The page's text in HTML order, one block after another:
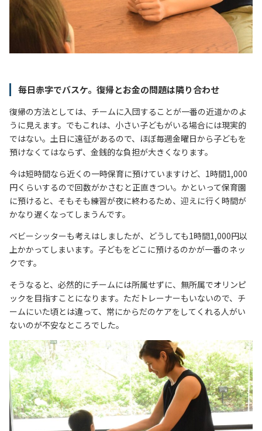
毎日赤字でバスケ。復帰とお金の問題は隣り合わせ
復帰の方法としては、チームに入団することが一番の近道かのよ
うに見えます。でもこれは、小さい子どもがいる場合には現実的
ではない。土日に遠征があるので、ほぼ毎週金曜日から子どもを
預けなくてはならず、金銭的な負担が大きくなります。
今は短時間なら近くの一時保育に預けていますけど、1時間1,000
円くらいするので回数がかさむと正直きつい。かといって保育園
に預けると、そもそも練習が夜に終わるため、迎えに行く時間が
かなり遅くなってしまうんです。
ベビーシッターも考えはしましたが、どうしても1時間1,000円以
上かかってしまいます。子どもをどこに預けるのかが一番のネッ
クです。
そうなると、必然的にチームには所属せずに、無所属でオリンピ
ックを目指すことになります。ただトレーナーもいないので、チ
ームにいた頃とは違って、常にからだのケアをしてくれる人がい
ないのが不安なところでした。